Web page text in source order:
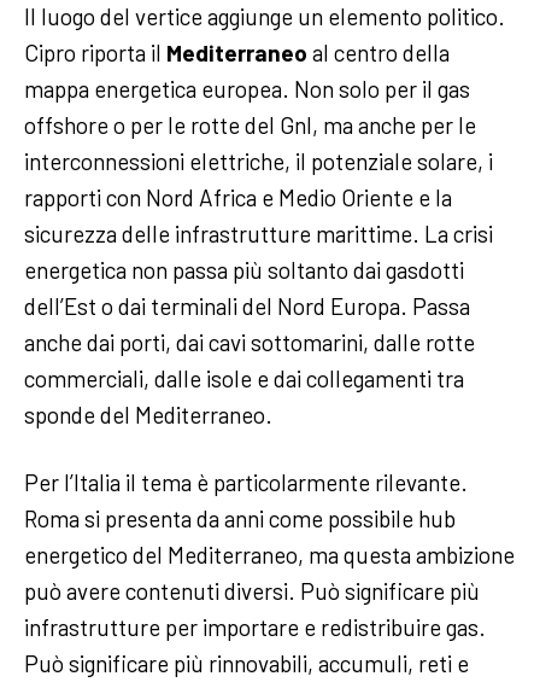
Il luogo del vertice aggiunge un elemento politico.
Cipro riporta il Mediterraneo al centro della
mappa energetica europea. Non solo per il gas
offshore o per le rotte del Gnl, ma anche per le
interconnessioni elettriche, il potenziale solare, i
rapporti con Nord Africa e Medio Oriente e la
sicurezza delle infrastrutture marittime. La crisi
energetica non passa più soltanto dai gasdotti
dell’Est o dai terminali del Nord Europa. Passa
anche dai porti, dai cavi sottomarini, dalle rotte
commerciali, dalle isole e dai collegamenti tra
sponde del Mediterraneo.
Per l’Italia il tema è particolarmente rilevante.
Roma si presenta da anni come possibile hub
energetico del Mediterraneo, ma questa ambizione
può avere contenuti diversi. Può significare più
infrastrutture per importare e redistribuire gas.
Può significare più rinnovabili, accumuli, reti e